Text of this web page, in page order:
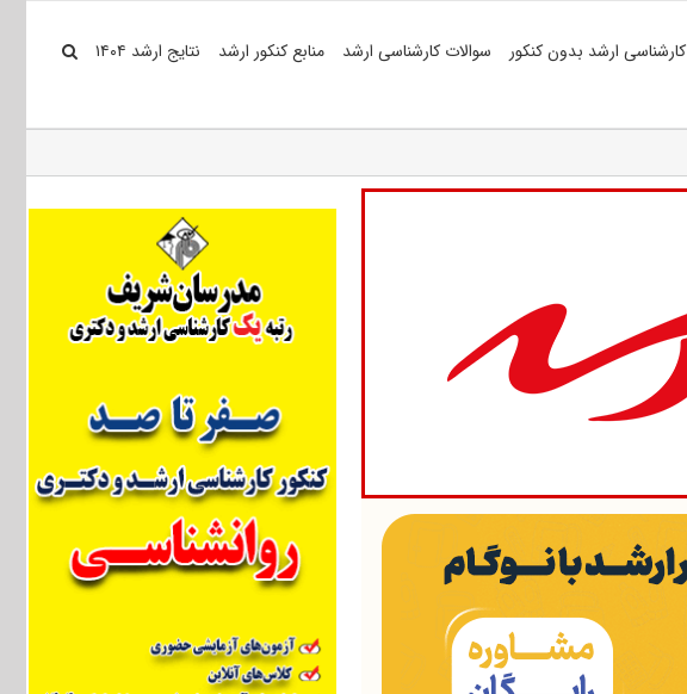
کارشناسی ارشد بدون کنکور سوالات کارشناسی ارشد منابع کنکور ارشد نتایج ارشد ۱۴۰۴